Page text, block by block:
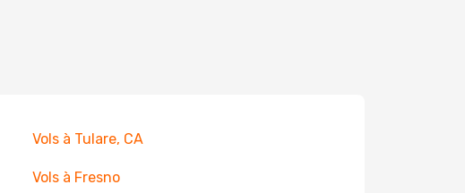
Vols à Tulare, CA
Vols à Fresno